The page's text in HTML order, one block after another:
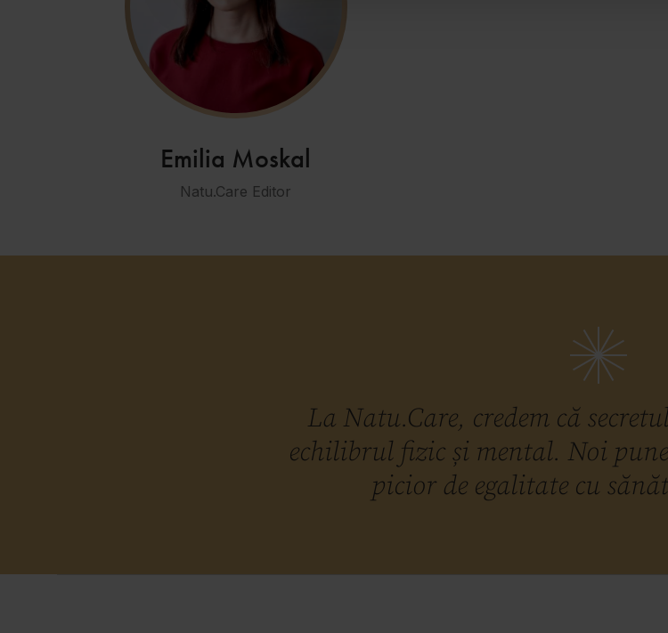
Emilia Moskal
Natu.Care Editor
La Natu.Care, credem că
echilibrul fizic și mental. Noi
picior de egalitate cu